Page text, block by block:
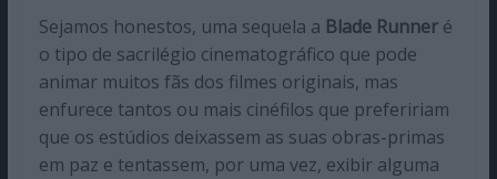
Sejamos honestos, uma sequela a Blade Runneré
o tipo de sacrilégio cinematográfico que pode
animar muitos fãs dos filmes originais, mas
enfurece tantos ou mais cinéfilos que prefeririam
que os estúdios deixassem as suas obras-primas
em paz e tentassem, por uma vez, exibir alguma